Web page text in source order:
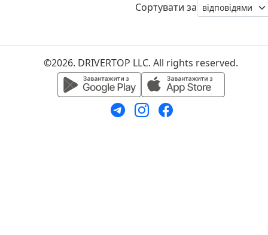
Сортувати за
©2026. DRIVERTOP LLC. All rights reserved.